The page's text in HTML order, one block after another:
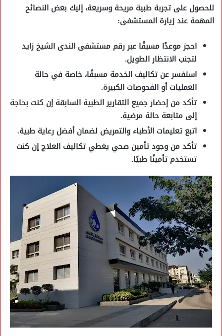
للحصول على تجربة طبية مريحة وسريعة، إليك بعض النصائح
المهمة عند زيارة المستشفى:
احجز موعدًا مسبقًا عبررقم مستشفى الندى الشيخ زايد
لتجنب الانتظار الطويل.
استفسر عن تكاليف الخدمة مسبقًا، خاصة في حالة
العمليات أو الفحوصات الكبيرة.
تأكد من إحضار جميع التقارير الطبية السابقة إن كنت بحاجة
إلى متابعة حالة مرضية.
اتبع تعليمات الأطباء والتمريض لضمان أفضل رعاية طبية.
تأكد من وجود تأمين صحي يغطي تكاليف العلاجإن كنت
تستخدم تأمينًا طبيًا.